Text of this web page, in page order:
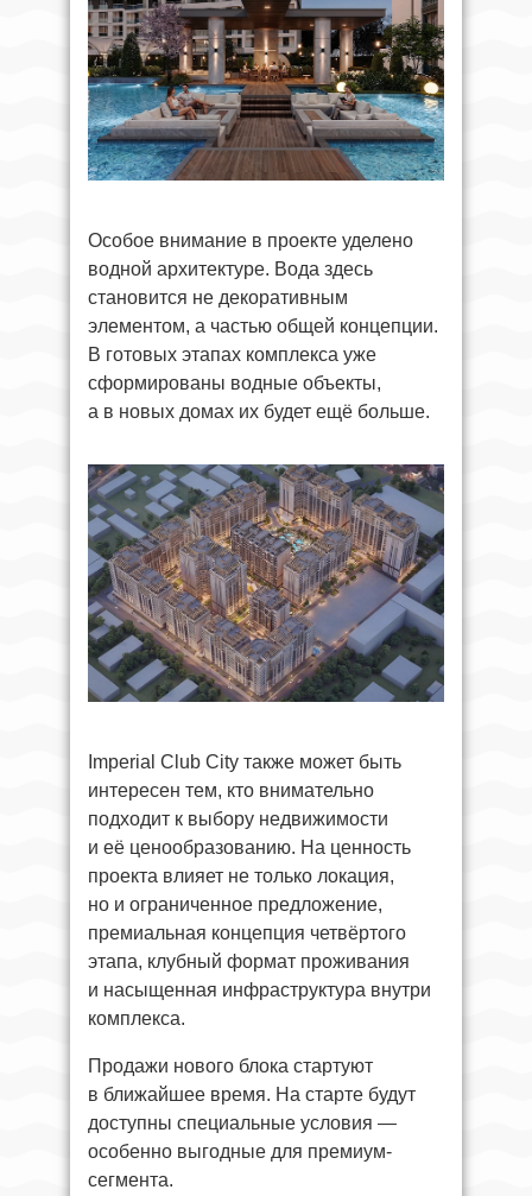
Особое внимание в проекте уделено
водной архитектуре. Вода здесь
становится не декоративным
элементом, а частью общей концепции.
В готовых этапах комплекса уже
сформированы водные объекты,
а в новых домах их будет ещё больше.
Imperial Club City также может быть
интересен тем, кто внимательно
подходит к выбору недвижимости
и её ценообразованию. На ценность
проекта влияет не только локация,
но и ограниченное предложение,
премиальная концепция четвёртого
этапа, клубный формат проживания
и насыщенная инфраструктура внутри
комплекса.
Продажи нового блока стартуют
в ближайшее время. На старте будут
доступны специальные условия —
особенно выгодные для премиум-
сегмента.